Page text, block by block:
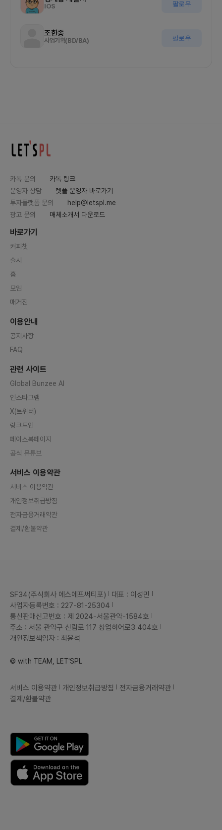
IOS 팔로우
조한종
사업기획(BD/BA) 팔로우
카톡 문의
카톡 링크
운영자 상담
렛플 운영자 바로가기
투자플랫폼 문의
help@letspl.me
광고 문의
매체소개서 다운로드
바로가기
커피챗
출시
홈
모임
매거진
이용안내
공지사항
FAQ
관련 사이트
Global Bunzee AI
인스타그램
X(트위터)
링크드인
페이스북페이지
공식 유튜브
서비스 이용약관
서비스 이용약관
개인정보취급방침
전자금융거래약관
결제/환불약관
SF34(주식회사 에스에프써티포)
대표 : 이성민
사업자등록번호 : 227-81-25304
통신판매신고번호 : 제 2024-서울관악-1584호
주소 : 서울 관악구 신림로 117 창업히어로3 404호
개인정보책임자 : 최윤석
© with TEAM, LET'SPL
서비스 이용약관 개인정보취급방침
전자금융거래약관
결제/환불약관